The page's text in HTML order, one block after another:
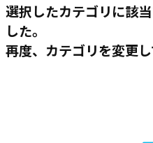
選択したカテゴリに該
した。
再度、カテゴリを変更し